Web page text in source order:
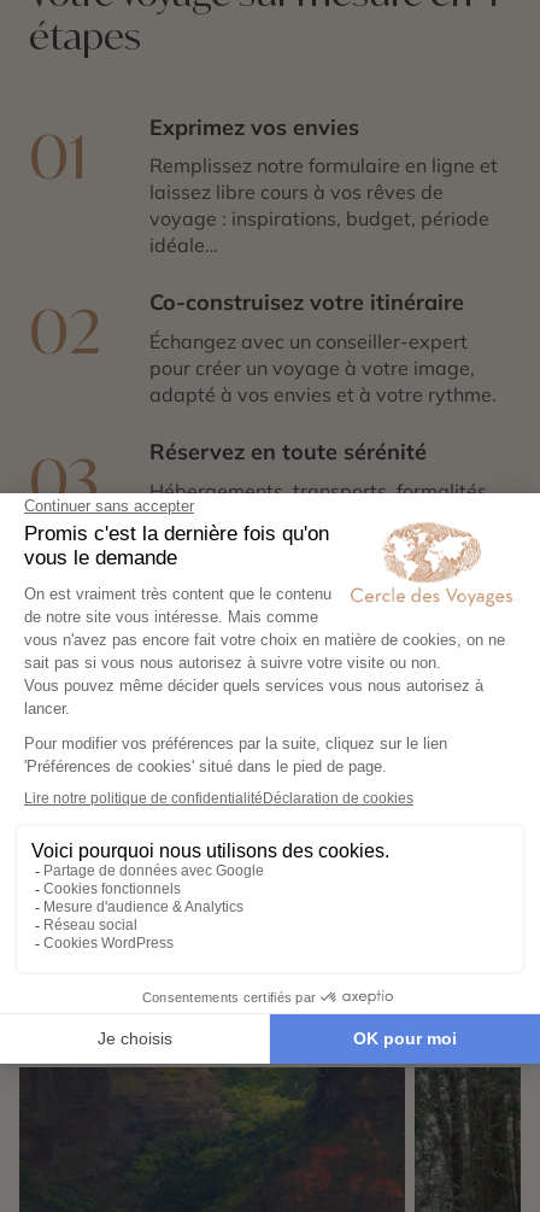
étapes
01 Exprimez vos envies
Remplissez notre formulaire en ligne et
laissez libre cours à vos rêves de
voyage : inspirations, budget, période
idéale…
02 Co-construisez votre itinéraire
Échangez avec un conseiller-expert
pour créer un voyage à votre image,
adapté à vos envies et à votre rythme.
03 Réservez en toute sérénité
Hébergements, transports, formalités,
expériences exclusives : nous nous
chargeons de tout. Il ne vous reste plus
qu’à partir !
04 Partez l’esprit léger
Votre carnet de voyage personnalisé
contient les informations essentielles.
disponible 24/7
Demander un devis
Destinations à proximité de
Parc National Rocky Mountain